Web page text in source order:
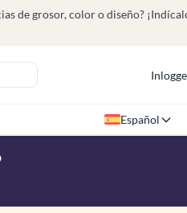
de grosor, color o diseño?
Español